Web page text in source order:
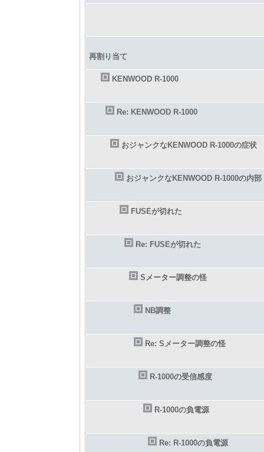
再割り当て
KENWOOD R-1000
Re: KENWOOD R-1000
おジャンクなKENWOOD R-1000の症状
おジャンクなKENWOOD R-1000の内部
FUSEが切れた
Re: FUSEが切れた
Sメーター調整の怪
NB調整
Re: Sメーター調整の怪
R-1000の受信感度
R-1000の負電源
Re: R-1000の負電源